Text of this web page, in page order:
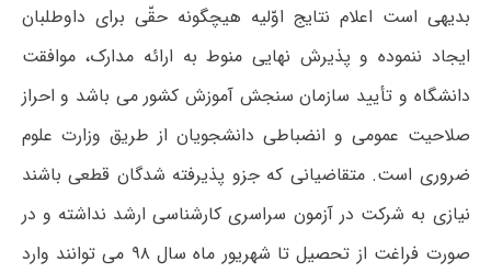
بدیهی است اعلام نتایج اوّلیه هیچگونه حقّی برای داوطلبان
ایجاد ننموده و پذیرش نهایی منوط به ارائه مدارک، موافقت
دانشگاه و تأیید سازمان سنجش آموزش کشور می باشد و احراز
صلاحیت عمومی و انضباطی دانشجویان از طریق وزارت علوم
ضروری است. متقاضیانی که جزو پذیرفته شدگان قطعی باشند
نیازی به شرکت در آزمون سراسری کارشناسی ارشد نداشته و در
صورت فراغت از تحصیل تا شهریور ماه سال ۹۸ می توانند وارد